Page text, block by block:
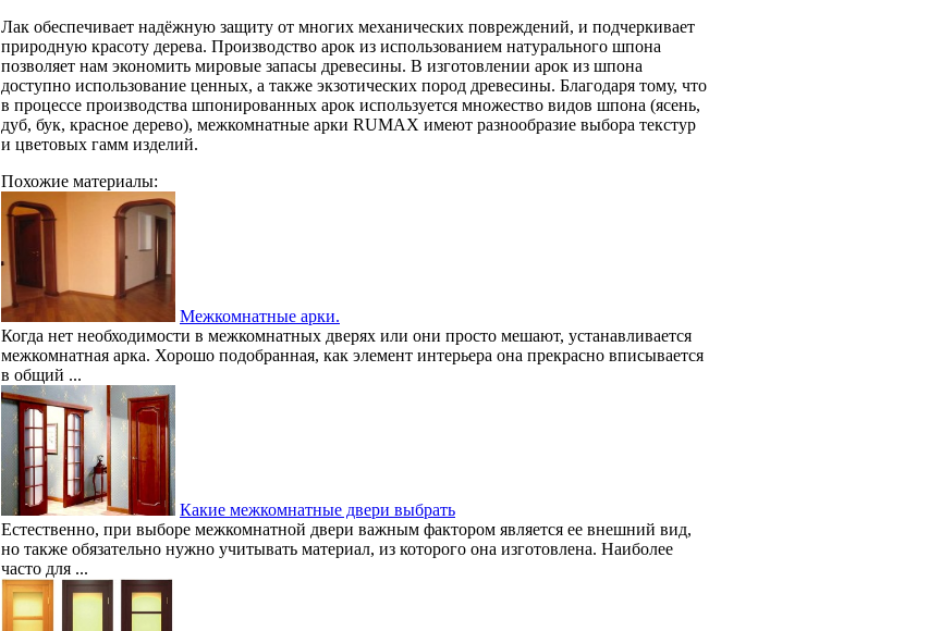
Лак обеспечивает надёжную защиту от многих механических повреждений, и подчеркивает
природную красоту дерева. Производство арок из использованием натурального шпона
позволяет нам экономить мировые запасы древесины. В изготовлении арок из шпона
доступно использование ценных, а также экзотических пород древесины. Благодаря тому, что
в процессе производства шпонированных арок используется множество видов шпона (ясень,
дуб, бук, красное дерево), межкомнатные арки RUMAX имеют разнообразие выбора текстур
и цветовых гамм изделий.
Похожие материалы:
Межкомнатные арки.
Когда нет необходимости в межкомнатных дверях или они просто мешают, устанавливается
межкомнатная арка. Хорошо подобранная, как элемент интерьера она прекрасно вписывается
в общий ...
Какие межкомнатные двери выбрать
Естественно, при выборе межкомнатной двери важным фактором является ее внешний вид,
но также обязательно нужно учитывать материал, из которого она изготовлена. Наиболее
часто для ...